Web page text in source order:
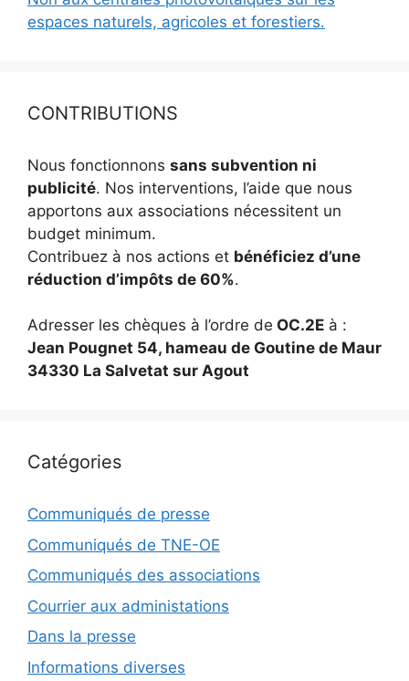
espaces naturels, agricoles et forestiers.
CONTRIBUTIONS
Nous fonctionnons sans subvention ni
publicité. Nos interventions, l’aide que nous
apportons aux associations nécessitent un
budget minimum.
Contribuez à nos actions et bénéficiez d’une
réduction d’impôts de 60%.
Adresser les chèques à l’ordre de OC.2E à :
Jean Pougnet 54, hameau de Goutine de Maur
34330 La Salvetat sur Agout
Catégories
Communiqués de presse
Communiqués de TNE-OE
Communiqués des associations
Courrier aux administations
Dans la presse
Informations diverses